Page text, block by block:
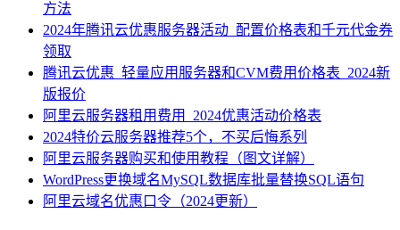
方法
2024年腾讯云优惠服务器活动_配置价格表和千元代金券
领取
腾讯云优惠_轻量应用服务器和CVM费用价格表_2024新
版报价
阿里云服务器租用费用_2024优惠活动价格表
2024特价云服务器推荐5个，不买后悔系列
阿里云服务器购买和使用教程（图文详解）
WordPress更换域名MySQL数据库批量替换SQL语句
阿里云域名优惠口令（2024更新）